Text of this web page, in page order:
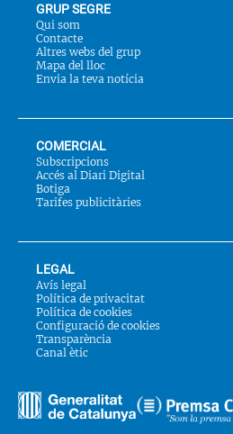
GRUP SEGRE
Qui som
Contacte
Altres webs del grup
Mapa del lloc
Envia la teva notícia
COMERCIAL
Subscripcions
Accés al Diari Digital
Botiga
Tarifes publicitàries
LEGAL
Avís legal
Política de privacitat
Política de cookies
Configuració de cookies
Transparència
Canal ètic